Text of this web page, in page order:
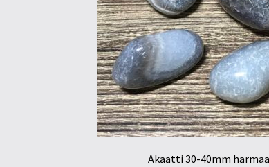
Akaatti 30-40mm harmaa